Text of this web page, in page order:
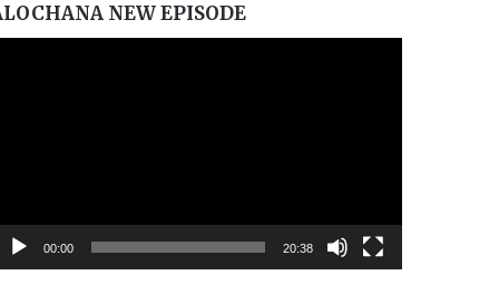
NEW EPISODE
00:00 20:38